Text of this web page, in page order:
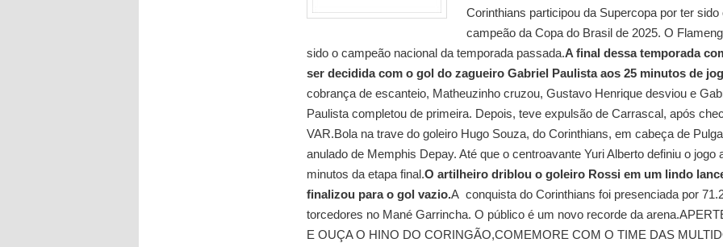
Corinthians participou da Supercopa por ter sido
campeão da Copa do Brasil de 2025. O
sido o campeão nacional da temporada passada.A final dessa temporada
ser decidida com o gol do zagueiro Gabriel Paulista aos 25 minutos de
cobrança de escanteio, Matheuzinho cruzou, Gustavo Henrique desviou e
Paulista completou de primeira. Depois, teve expulsão de Carrascal, após
VAR.Bola na trave do goleiro Hugo Souza, do Corinthians, em cabeça de
anulado de Memphis Depay. Até que o centroavante Yuri Alberto definiu o jogo
minutos da etapa final.O artilheiro driblou o goleiro Rossi em um lindo
finalizou para o gol vazio.A conquista do Corinthians foi presenciada por
torcedores no Mané Garrincha. O público é um novo recorde da
E OUÇA O HINO DO CORINGÃO,COMEMORE COM O TIME DAS